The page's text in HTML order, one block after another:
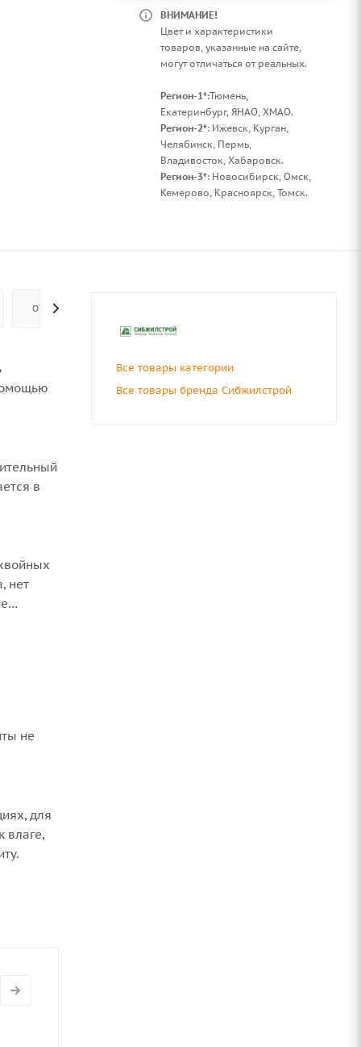
ВНИМАНИЕ!
Цвет и характеристики
товаров, указанные на сайте,
могут отличаться от реальных.
Регион-1*:Тюмень,
Екатеринбург, ЯНАО, ХМАО.
Регион-2*: Ижевск, Курган,
Челябинск, Пермь,
Владивосток, Хабаровск.
Регион-3*: Новосибирск, Омск,
Кемерово, Красноярск, Томск.
ОТЗЫВЫ
в
нет
не
для
влаге,
Все товары категории
Все товары бренда Сибжилстрой